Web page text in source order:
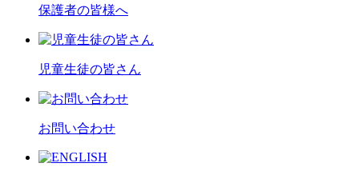
保護者の皆様へ
児童生徒の皆さん
お問い合わせ